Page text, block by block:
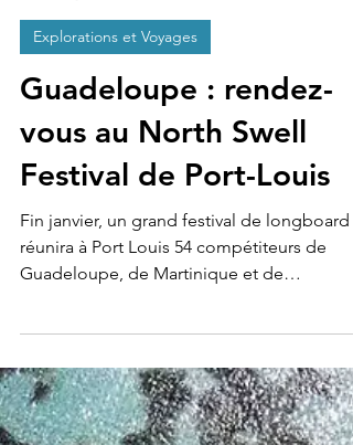
CORAIBES BLOG & STUDIO
Guadeloupe : rendez-
vous au North Swell
Festival de Port-Louis
Fin janvier, un grand festival de longboard
réunira à Port Louis 54 compétiteurs de
Guadeloupe, de Martinique et de